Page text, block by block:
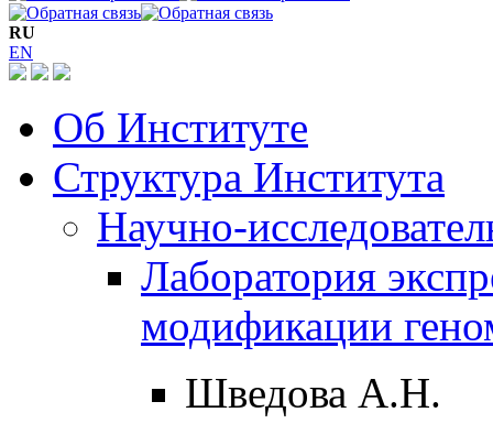
RU
EN
Об Институте
Структура Института
Научно-
Лаборатория
модификации
Шведова А.Н.